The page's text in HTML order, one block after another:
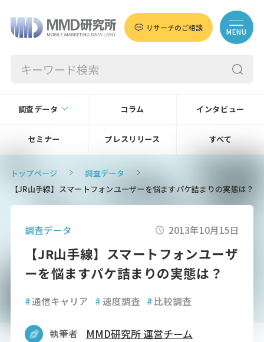
リサーチのご相談 MENU
調査データ コラム インタビュー
セミナー プレスリリース すべて
トップページ
調査データ
【JR山手線】スマートフォンユーザーを悩ますパケ詰まりの実態は？
調査データ 2013年10月15日
【JR山手線】スマートフォンユーザ
ーを悩ますパケ詰まりの実態は？
#通信キャリア #速度調査 # 比較調査
執筆者 MMD研究所 運営チーム